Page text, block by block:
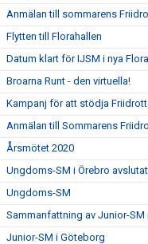
Anmälan till sommarens
Flytten till Florahallen
Datum klart för IJSM i nya
Broarna Runt - den virtuella!
Kampanj för att stödja
Anmälan till Sommarens
Årsmötet 2020
Ungdoms-SM i Örebro
Ungdoms-SM
Sammanfattning av Junior-SM
Junior-SM i Göteborg